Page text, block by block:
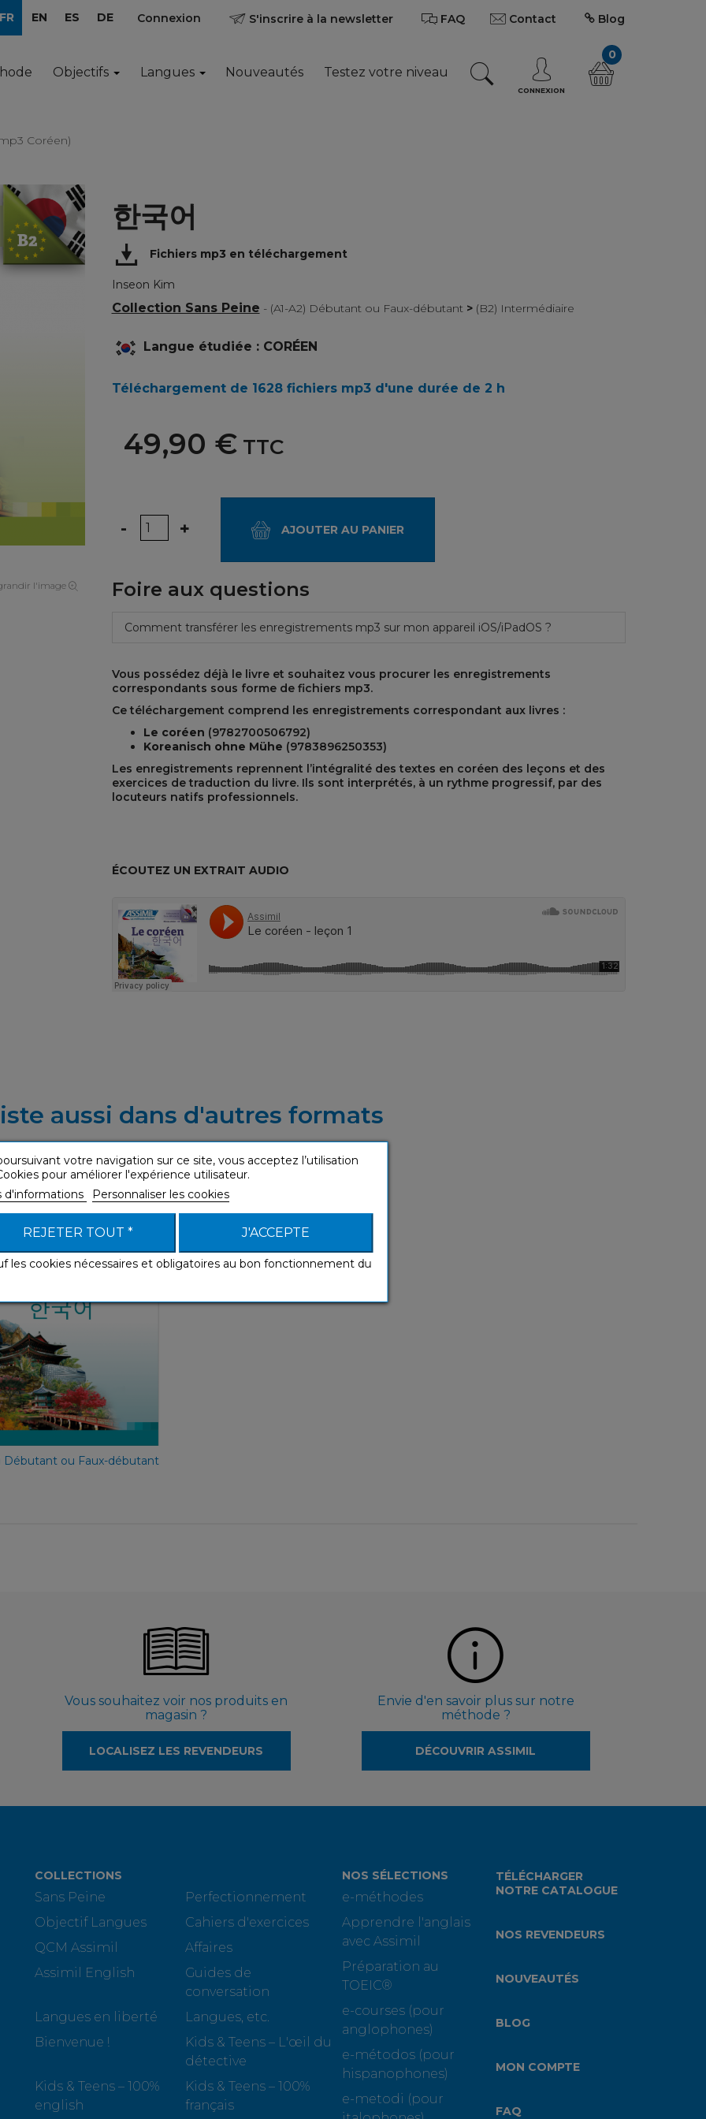
FR EN ES DE Connexion S'inscrire à la newsletter FAQ Contact Blog
Objectifs Langues Nouveautés Testez votre niveau
CONNEXION
0
Coréen)
l'image
한국어
Fichiers mp3 en téléchargement
Inseon Kim
Collection Sans Peine - (A1-A2) Débutant ou Faux-débutant >(B2) Intermédiaire
Langue étudiée : CORÉEN
Téléchargement de 1628 fichiers mp3 d'une durée de 2 h
49,90 €TTC
Quantité
- + AJOUTER AU PANIER
Foire aux questions
Comment transférer les enregistrements mp3 sur mon appareil iOS/iPadOS ?
Vous possédez déjà le livre et souhaitez vous procurer les enregistrements
correspondants sous forme de fichiers mp3.
Ce téléchargement comprend les enregistrements correspondant aux livres :
Le coréen (9782700506792)
Koreanisch ohne Mühe (9783896250353)
Les enregistrements reprennent l’intégralité des textes en coréen des leçons et des
exercices de traduction du livre. Ils sont interprétés, à un rythme progressif, par des
locuteurs natifs professionnels.
ÉCOUTEZ UN EXTRAIT AUDIO
aussi dans d'autres formats
어 (USB mp3 Coréen)
Sans Peine
Débutant ou Faux-débutant
54,90 €
Vous souhaitez voir nos produits en
magasin ?
LOCALISEZ LES REVENDEURS
Envie d'en savoir plus sur notre
méthode ?
DÉCOUVRIR ASSIMIL
COLLECTIONS
Sans Peine
Perfectionnement
Objectif Langues
Cahiers d'exercices
QCM Assimil
Affaires
Assimil English
Guides de
conversation
Langues en liberté
Langues, etc.
Bienvenue !
Kids & Teens – L'œil du
détective
Kids & Teens – 100%
english
Kids & Teens – 100%
français
NOS SÉLECTIONS
e-méthodes
Apprendre l'anglais
avec Assimil
Préparation au
TOEIC®
e-courses (pour
anglophones)
e-métodos (pour
hispanophones)
e-metodi (pour
TÉLÉCHARGER
NOTRE CATALOGUE
NOS REVENDEURS
NOUVEAUTÉS
BLOG
MON COMPTE
FAQ
votre navigation sur ce site, vous acceptez l’utilisation
pour améliorer l'expérience utilisateur.
d'informations
Personnaliser les cookies
REJETER TOUT * J'ACCEPTE
les cookies nécessaires et obligatoires au bon fonctionnement du